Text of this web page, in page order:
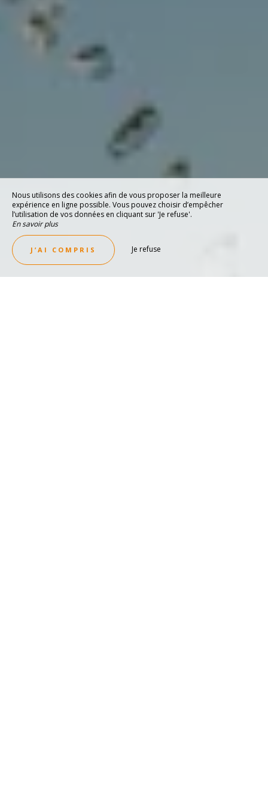
Nous utilisons des cookies afin de vous proposer la meilleure
expérience en ligne possible. Vous pouvez choisir d’empêcher
l’utilisation de vos données en cliquant sur 'Je refuse'.
En savoir plus
J’AI COMPRIS Je refuse